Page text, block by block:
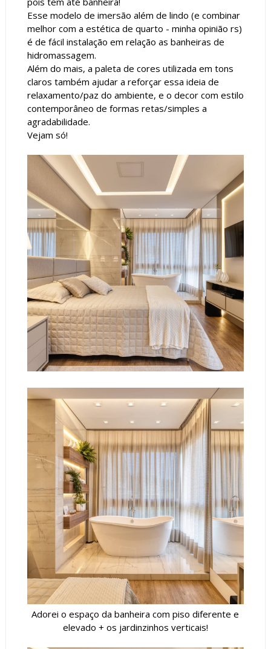
Esse modelo de imersão além de lindo (e combinar
melhor com a estética de quarto - minha opinião rs)
é de fácil instalação em relação as banheiras de
hidromassagem.
Além do mais, a paleta de cores utilizada em tons
claros também ajudar a reforçar essa ideia de
relaxamento/paz do ambiente, e o decor com estilo
contemporâneo de formas retas/simples a
agradabilidade.
Vejam só!
Adorei o espaço da banheira com piso diferente e
elevado + os jardinzinhos verticais!